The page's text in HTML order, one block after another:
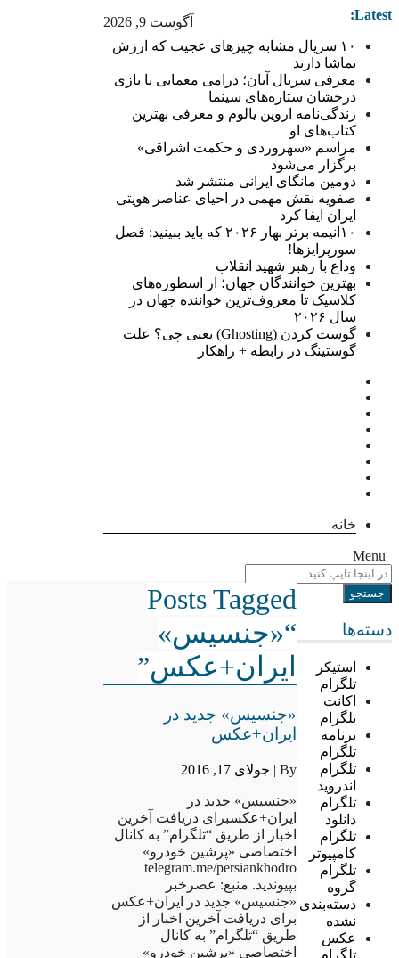
آگوست 9, 2026 Latest:
۱۰ سریال مشابه چیزهای عجیب که ارزش
تماشا دارند
معرفی سریال آبان؛ درامی معمایی با بازی
درخشان ستاره‌های سینما
زندگی‌نامه اروین یالوم و معرفی بهترین
کتاب‌های او
مراسم «سهروردی و حکمت اشراقی»
برگزار می‌شود
دومین مانگای ایرانی منتشر شد
صفویه نقش مهمی در احیای عناصر هویتی
ایران ایفا کرد
۱۰انیمه برتر بهار ۲۰۲۶ که باید ببینید: فصل
سورپرایزها!
وداع با رهبر شهید انقلاب
بهترین خوانندگان جهان؛ از اسطوره‌های
کلاسیک تا معروف‌ترین خواننده جهان در
سال ۲۰۲۶
گوست کردن (Ghosting) یعنی چی؟ علت
گوستینگ در رابطه + راهکار
خانه
Menu
دسته‌ها
استیکر
تلگرام
اکانت
تلگرام
برنامه
تلگرام
تلگرام
اندروید
تلگرام
دانلود
تلگرام
کامپیوتر
تلگرام
گروه
دسته‌بندی
نشده
عکس
Posts Tagged
“«جنسیس»
ایران+عکس”
«جنسیس» جدید در
ایران+عکس
By | جولای 17, 2016
«جنسیس» جدید در
ایران+عکسبرای دریافت آخرین
اخبار از طریق “تلگرام” به کانال
اختصاصی «پرشین خودرو»
telegram.me/persiankhodro
بپیوندید. منبع: عصرخبر
«جنسیس» جدید در ایران+عکس
برای دریافت آخرین اخبار از
طریق “تلگرام” به کانال
اختصاصی «پرشین خودرو»